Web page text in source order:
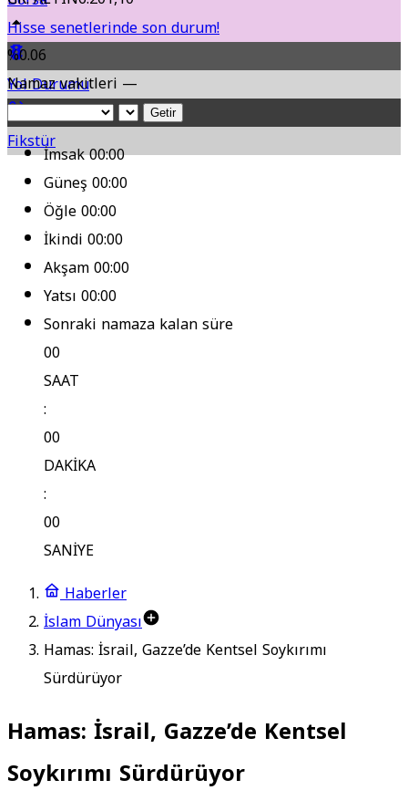
Hisse senetlerinde son durum!
Yol Durumu
Fikstür
%0.06
Namaz vakitleri —
Getir
İmsak00:00
Güneş00:00
Öğle00:00
İkindi00:00
Akşam00:00
Yatsı00:00
Sonraki namaza kalan süre
00
SAAT
:
00
DAKİKA
:
00
SANİYE
Haberler
İslam Dünyası
Hamas: İsrail, Gazze’de Kentsel Soykırımı
Sürdürüyor
Hamas: İsrail, Gazze’de Kentsel
Soykırımı Sürdürüyor